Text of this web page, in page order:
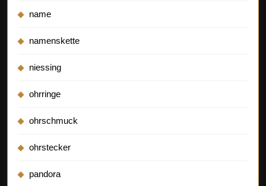
name
namenskette
niessing
ohrringe
ohrschmuck
ohrstecker
pandora